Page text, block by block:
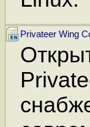
Privateer Wing